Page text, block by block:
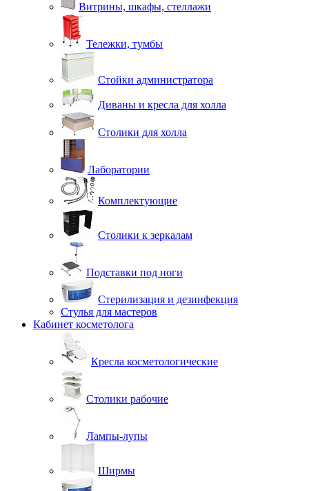
Витрины, шкафы, стеллажи
Тележки, тумбы
Стойки администратора
Диваны и кресла для холла
Столики для холла
Лаборатории
Комплектующие
Столики к зеркалам
Подставки под ноги
Стерилизация и дезинфекция
Стулья для мастеров
Кабинет косметолога
Кресла косметологические
Столики рабочие
Лампы-лупы
Ширмы